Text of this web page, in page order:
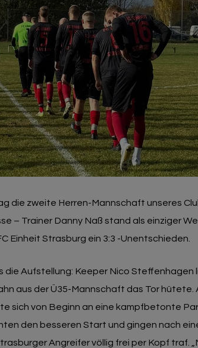
die zweite Herren-Mannschaft unseres
– Trainer Danny Naß stand als einziger
Einheit Strasburg ein 3:3 -Unentschieden.
die Aufstellung: Keeper Nico Steffenhagen
aus der Ü35-Mannschaft das Tor hütete.
sich von Beginn an eine kampfbetonte
den besseren Start und gingen nach
Angreifer völlig frei per Kopf traf.